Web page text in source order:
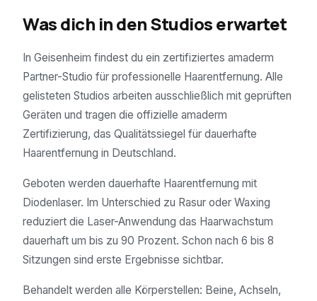
Was dich in den Studios erwartet
In Geisenheim findest du ein zertifiziertes amaderm
Partner-Studio für professionelle Haarentfernung. Alle
gelisteten Studios arbeiten ausschließlich mit geprüften
Geräten und tragen die offizielle amaderm
Zertifizierung, das Qualitätssiegel für dauerhafte
Haarentfernung in Deutschland.
Geboten werden dauerhafte Haarentfernung mit
Diodenlaser. Im Unterschied zu Rasur oder Waxing
reduziert die Laser-Anwendung das Haarwachstum
dauerhaft um bis zu 90 Prozent. Schon nach 6 bis 8
Sitzungen sind erste Ergebnisse sichtbar.
Behandelt werden alle Körperstellen: Beine, Achseln,